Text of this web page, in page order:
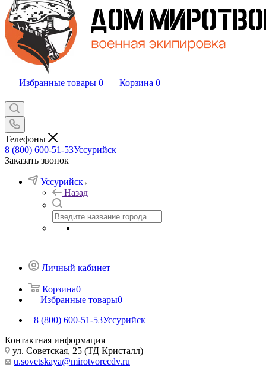
Избранные товары 0 Корзина 0
Телефоны
8 (800) 600-51-53Уссурийск
Заказать звонок
Уссурийск
Назад
Личный кабинет
Корзина0
Избранные товары0
8 (800) 600-51-53Уссурийск
Контактная информация
ул. Советская, 25 (ТД Кристалл)
u.sovetskaya@mirotvorecdv.ru